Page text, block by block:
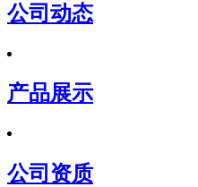
公司动态
产品展示
公司资质